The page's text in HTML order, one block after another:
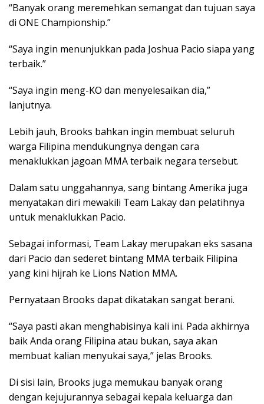
“Banyak orang meremehkan semangat dan tujuan saya
di ONE Championship.”
“Saya ingin menunjukkan pada Joshua Pacio siapa yang
terbaik.”
“Saya ingin meng-KO dan menyelesaikan dia,”
lanjutnya.
Lebih jauh, Brooks bahkan ingin membuat seluruh
warga Filipina mendukungnya dengan cara
menaklukkan jagoan MMA terbaik negara tersebut.
Dalam satu unggahannya, sang bintang Amerika juga
menyatakan diri mewakili Team Lakay dan pelatihnya
untuk menaklukkan Pacio.
Sebagai informasi, Team Lakay merupakan eks sasana
dari Pacio dan sederet bintang MMA terbaik Filipina
yang kini hijrah ke Lions Nation MMA.
Pernyataan Brooks dapat dikatakan sangat berani.
“Saya pasti akan menghabisinya kali ini. Pada akhirnya
baik Anda orang Filipina atau bukan, saya akan
membuat kalian menyukai saya,” jelas Brooks.
Di sisi lain, Brooks juga memukau banyak orang
dengan kejujurannya sebagai kepala keluarga dan